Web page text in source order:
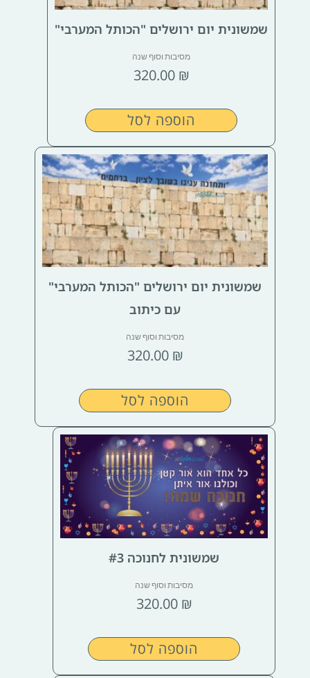
שמשונית יום ירושלים "הכותל המערבי"
מסיבות וסוף שנה
320.00 ₪
הוספה לסל
שמשונית יום ירושלים "הכותל המערבי"
עם כיתוב
מסיבות וסוף שנה
320.00 ₪
הוספה לסל
שמשונית לחנוכה #3
מסיבות וסוף שנה
320.00 ₪
הוספה לסל